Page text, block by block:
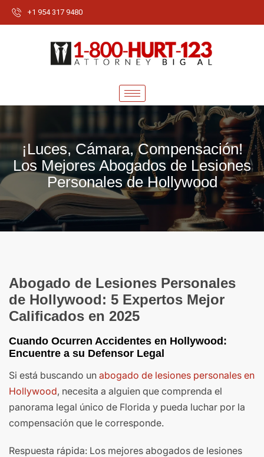
+1 954 317 9480
¡Luces, Cámara, Compensación!
Los Mejores Abogados de Lesiones
Personales de Hollywood
Abogado de Lesiones Personales
de Hollywood: 5 Expertos Mejor
Calificados en 2025
Cuando Ocurren Accidentes en Hollywood:
Encuentre a su Defensor Legal
Si está buscando un abogado de lesiones personales en
Hollywood, necesita a alguien que comprenda el
panorama legal único de Florida y pueda luchar por la
compensación que le corresponde.
Respuesta rápida: Los mejores abogados de lesiones